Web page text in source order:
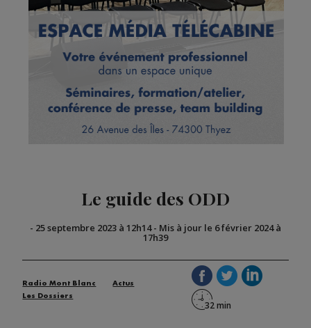
Le guide des ODD
- 25 septembre 2023 à 12h14- Mis à jour le 6 février 2024 à
17h39
Radio Mont Blanc
Actus
Les Dossiers